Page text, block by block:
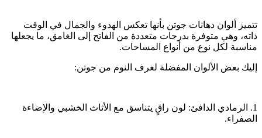
تتميز ألوان دهانات جوتن بأنها تعكس الهدوء والجمال في الوقت
ذاته، وهي متوفرة بدرجات متعددة من الفاتح إلى الغامق، ما يجعلها
مناسبة لكل نوع من أنواع المساحات.
إليك بعض الألوان المفضلة لغرف النوم من جوتن:
1. الرمادي الدافئ: لون راقٍ يتناسق مع الأثاث الخشبي والإضاءة
الصفراء.